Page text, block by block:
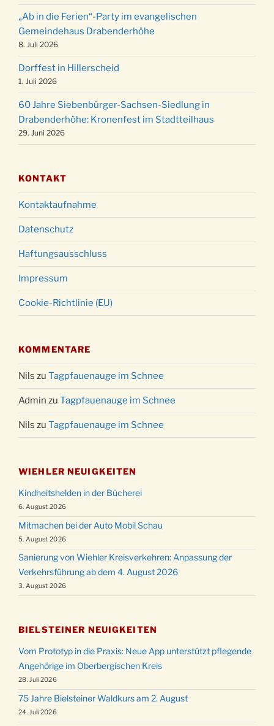
24.12.
Weihnachtsgottesdienst in der Kirche um
15:00 Uhr
24.12.
Weihnachtsgottesdienst in der Kirche um
18:00 Uhr
24.12.
Christmette mit der ev. Jugend in der Kirche
um 23:00 Uhr
31.12.
Gottesdienst zu Silvester in der Kirche um
18:00 Uhr
„Ab in die Ferien“-Party im evangelischen
Gemeindehaus Drabenderhöhe
8. Juli 2026
Dorffest in Hillerscheid
1. Juli 2026
60 Jahre Siebenbürger-Sachsen-Siedlung in
Drabenderhöhe: Kronenfest im Stadtteilhaus
29. Juni 2026
KONTAKT
Kontaktaufnahme
Datenschutz
Haftungsausschluss
Impressum
Cookie-Richtlinie (EU)
KOMMENTARE
Nils zu Tagpfauenauge im Schnee
Admin zu Tagpfauenauge im Schnee
Nils zu Tagpfauenauge im Schnee
WIEHLER NEUIGKEITEN
Kindheitshelden in der Bücherei
6. August 2026
Mitmachen bei der Auto Mobil Schau
5. August 2026
Sanierung von Wiehler Kreisverkehren: Anpassung der
Verkehrsführung ab dem 4. August 2026
3. August 2026
BIELSTEINER NEUIGKEITEN
Vom Prototyp in die Praxis: Neue App unterstützt pflegende
Angehörige im Oberbergischen Kreis
28. Juli 2026
75 Jahre Bielsteiner Waldkurs am 2. August
24. Juli 2026